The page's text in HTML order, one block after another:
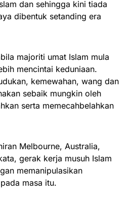
dan sehingga kini tiada
dibentuk setanding era
majoriti umat Islam mula
mencintai keduniaan.
kemewahan, wang dan
sebaik mungkin oleh
serta memecahbelahkan
Melbourne, Australia,
gerak kerja musuh Islam
memanipulasikan
masa itu.